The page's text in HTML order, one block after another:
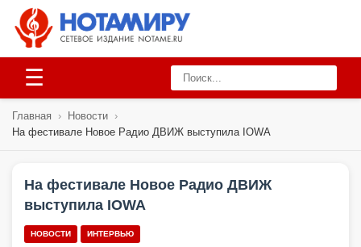
☰
Главная › Новости ›
На фестивале Новое Радио ДВИЖ выступила IOWA
На фестивале Новое Радио ДВИЖ
выступила IOWA
НОВОСТИ ИНТЕРВЬЮ